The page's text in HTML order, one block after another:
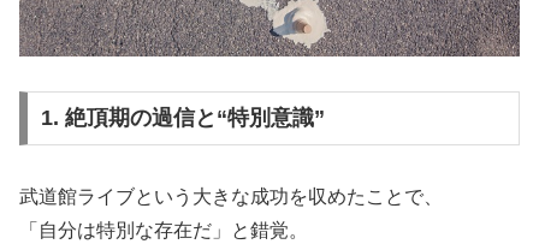
1. 絶頂期の過信と“特別意識”
武道館ライブという大きな成功を収めたことで、
「自分は特別な存在だ」と錯覚。